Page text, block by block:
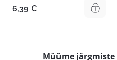
6,39 €
Müüme